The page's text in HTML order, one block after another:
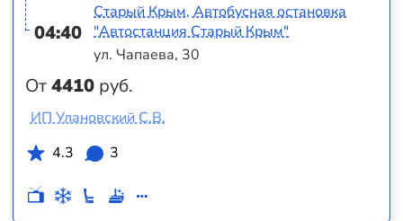
04:40
От4410 руб.
Старый Крым, Автобусная остановка
"Автостанция Старый Крым"
ул. Чапаева, 30
ИП Улановский С.В.
4.3
3